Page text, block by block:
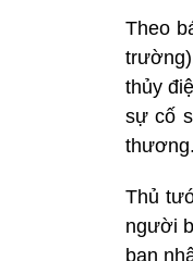
Theo
thủy
sự cố
thương.
Thủ
người
ban